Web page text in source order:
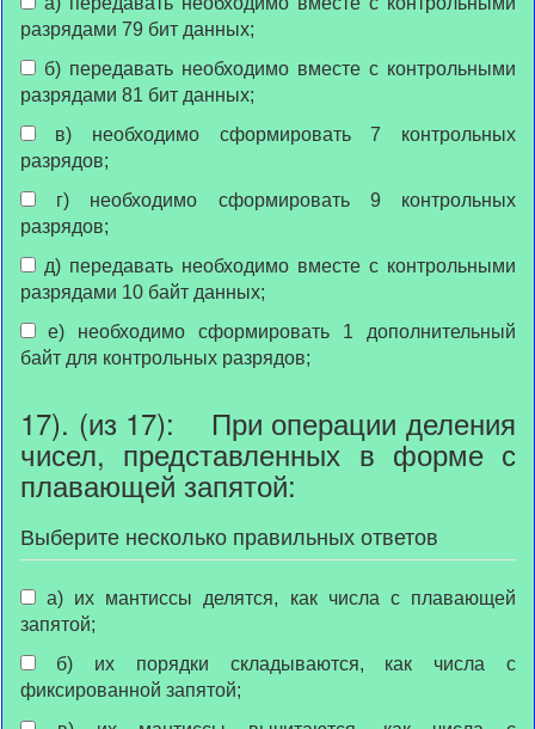
разрядами 79 бит данных;
разрядами 81 бит данных;
разрядов;
разрядов;
разрядами 10 байт данных;
байт для контрольных разрядов;
17). (из 17): При операции деления
чисел, представленных в форме с
плавающей запятой:
Выберите несколько правильных ответов
запятой;
фиксированной запятой;